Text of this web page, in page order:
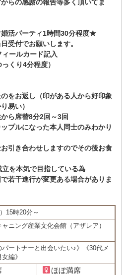
らの感謝の報告等多く頂いてま
活パーティ1時間30分程度★
受付でお願いします。
ールカード記入
くり4分程度）
をお返し（印がある人から好印象
易い）
ら席替8分2回～3回
プルになった本人同士のみわかり
引き合わせしますのでその後お食
を本気で目指している為
若干進行が変更ある場合がありま
15時20分～
ニング産業文化会館（アザレア）
パートナーと出会いたい♪》《30代メ
編》
ほぼ満席